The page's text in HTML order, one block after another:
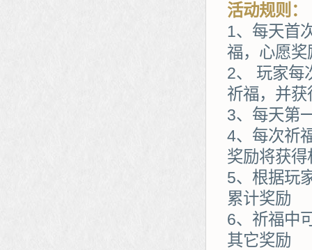
活动规则：
1、每天首
福，心愿
2、 玩家每
祈福，并
3、每天第
4、每次祈
奖励将获
5、根据玩
累计奖励
6、祈福中
其它奖励